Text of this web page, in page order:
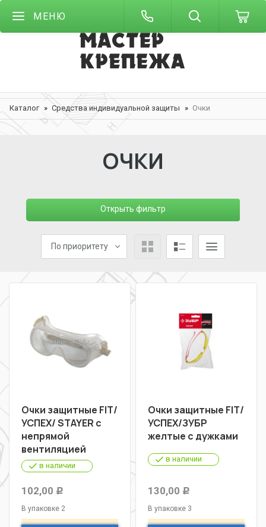
МЕНЮ
Каталог Средства индивидуальной защиты Очки
ОЧКИ
Открыть фильтр
По приоритету
Очки защитные FIT/
УСПЕХ/ STAYER с
непрямой
вентиляцией
в наличии
102,00 Р
В упаковке 2
Очки защитные FIT/
УСПЕХ/ЗУБР
желтые с дужками
в наличии
130,00 Р
В упаковке 3